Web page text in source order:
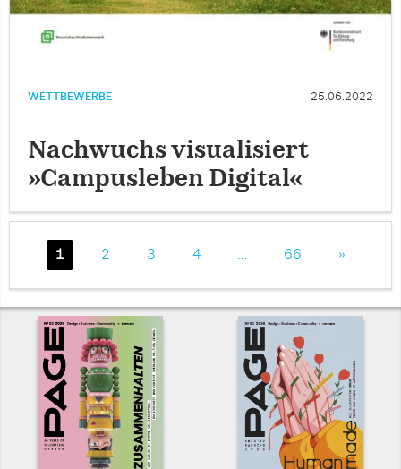
WETTBEWERBE 25.06.2022
Nachwuchs visualisiert
»Campusleben Digital«
1 2 3 4 … 66 »